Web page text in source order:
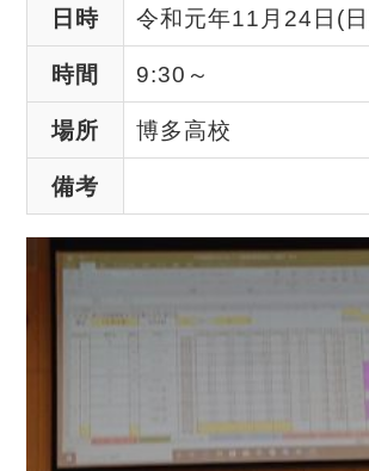
日時 令和元年11月24日(
時間 9:30～
場所 博多高校
備考